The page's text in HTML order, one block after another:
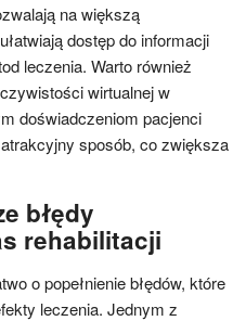
na większą
dostęp do informacji
leczenia. Warto również
wirtualnej w
doświadczeniom pacjenci
sposób, co zwiększa
błędy
rehabilitacji
o popełnienie błędów, które
leczenia. Jednym z